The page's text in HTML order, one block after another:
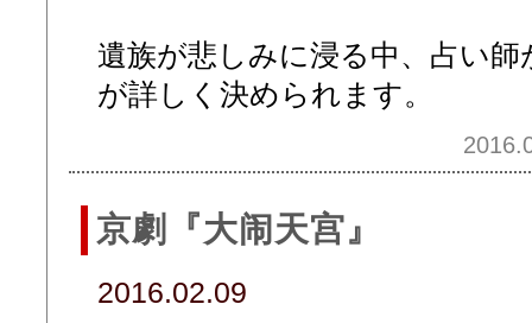
遺族が悲しみに浸る中、占い
が詳しく決められます。
京劇『大闹天宫』
2016.02.09